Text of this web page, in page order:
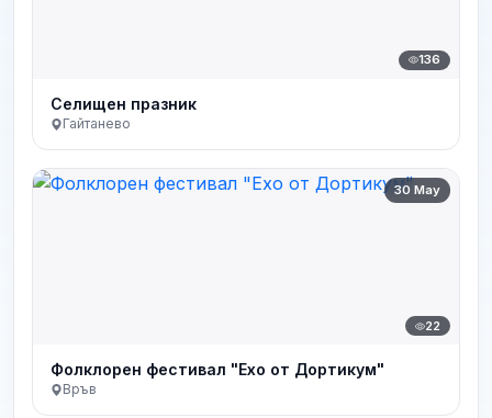
136
Селищен празник
Гайтанево
30 May
22
Фолклорен фестивал "Ехо от Дортикум"
Връв